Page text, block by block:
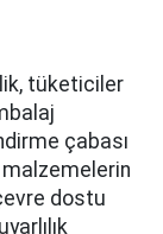
tüketiciler
çabası
dostu